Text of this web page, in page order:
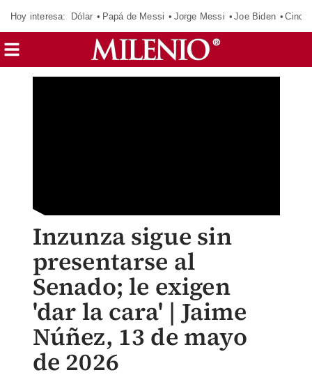
Hoy interesa: Dólar Papá de Messi Jorge Messi Joe Biden
Inzunza sigue sin
presentarse al
Senado; le exigen
'dar la cara' | Jaime
Núñez, 13 de mayo
de 2026